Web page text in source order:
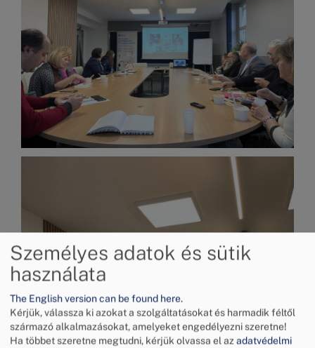
Személyes adatok és sütik
használata
The English version can be found here.
Kérjük, válassza ki azokat a szolgáltatásokat és harmadik féltől
származó alkalmazásokat, amelyeket engedélyezni szeretne!
Ha többet szeretne megtudni, kérjük olvassa el az adatvédelmi